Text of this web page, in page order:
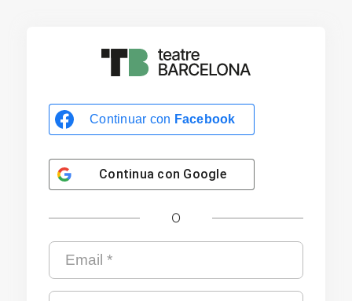
Continuar con Facebook
Continua con Google
O